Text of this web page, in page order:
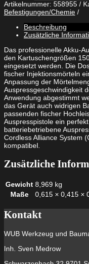
Auspressgerät
FIS
DB
S
Pro
Menge
Artikelnummer: 558955
Befestigungen/Chemie
Beschreibung
Zusätzliche
Das professionelle Akku-
den Kartuschengrößen
eingesetzt werden. Die
fischer Injektionsmörteln
Anpassung der
Auspressgeschwindigkeit
Anwendung abgestimmt
das Gerät auch widrigen
passenden fischer
Auspresspistole ein
batteriebetriebene
Cordless Alliance System
kompatibel.
Zusätzliche
Gewicht 8,969 kg
Maße
0,615 × 0,415 ×
Kontakt
WUB Werkzeug und
Inh. Sven Medrow